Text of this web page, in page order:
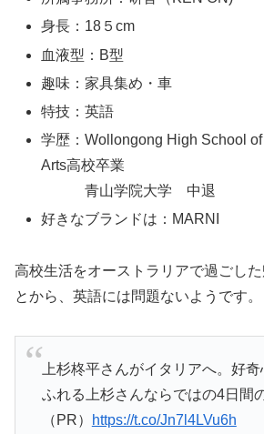
身長：18５cm
血液型：B型
趣味：家具集め・車
特技：英語
学歴：Wollongong High School
Arts高校卒業
青山学院大学 中退
好きなブランドは：MARNI
高校生活をオーストラリアで過ごし
とから、英語には問題ないようです。
上杉柊平さんがイタリアへ。好
ふれる上杉さんならではの4日間
（PR）
https://t.co/Jn7l4LVu6h